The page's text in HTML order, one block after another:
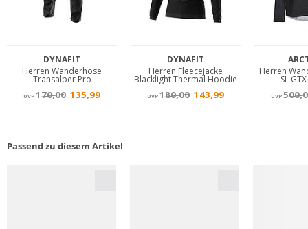
Passend zu diesem Artikel